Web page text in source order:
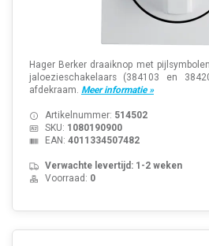
Hager Berker draaiknop met
jaloezieschakelaars (384103 en
afdekraam. Meer informatie »
Artikelnummer: 514502
SKU: 1080190900
EAN: 4011334507482
Verwachte levertijd: 1-2 weken
Voorraad: 0